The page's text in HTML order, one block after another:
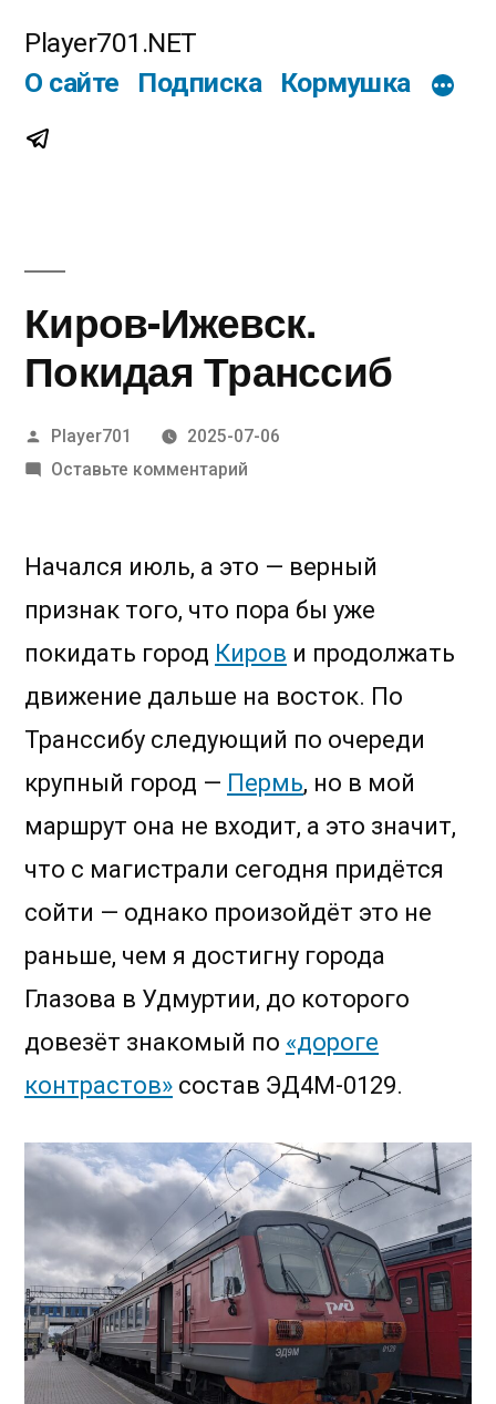
Player701.NET
О сайте
Подписка Кормушка
Telegram
Киров-Ижевск.
Покидая Транссиб
Написано
автором
Player701
2025-07-06
Оставьте комментарийк
Покидая
Начался июль, а это — верный
признак того, что пора бы уже
покидать город Киров и продолжать
движение дальше на восток. По
Транссибу следующий по очереди
крупный город — Пермь, но в мой
маршрут она не входит, а это значит,
что с магистрали сегодня придётся
сойти — однако произойдёт это не
раньше, чем я достигну города
Глазова в Удмуртии, до которого
довезёт знакомый по «дороге
контрастов» состав ЭД4М-0129.